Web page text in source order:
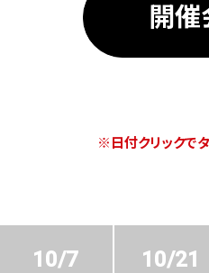
開
※日付クリックで
10/7 10/21